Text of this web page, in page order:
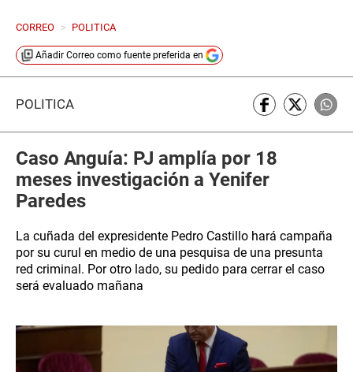
CORREO > POLITICA
Añadir Correo como fuente preferida en
POLÍTICA
Caso Anguía: PJ amplía por 18
meses investigación a Yenifer
Paredes
La cuñada del expresidente Pedro Castillo hará campaña
por su curul en medio de una pesquisa de una presunta
red criminal. Por otro lado, su pedido para cerrar el caso
será evaluado mañana